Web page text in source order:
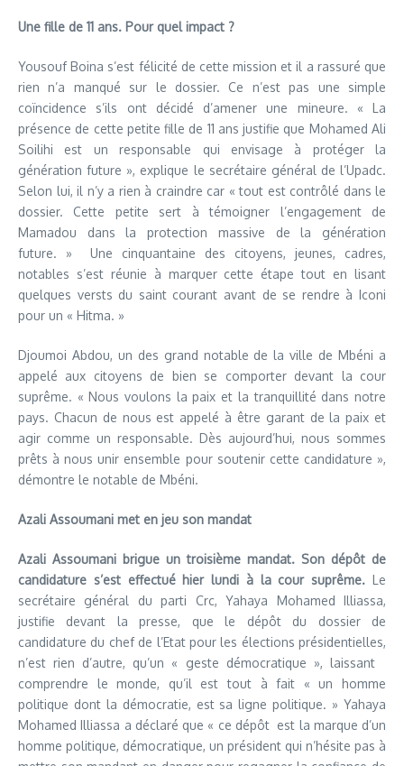
Une fille de 11 ans. Pour quel impact ?
Yousouf Boina s’est félicité de cette mission et il a rassuré que
rien n’a manqué sur le dossier. Ce n’est pas une simple
coïncidence s’ils ont décidé d’amener une mineure. « La
présence de cette petite fille de 11 ans justifie que Mohamed Ali
Soilihi est un responsable qui envisage à protéger la
génération future », explique le secrétaire général de l’Upadc.
Selon lui, il n’y a rien à craindre car « tout est contrôlé dans le
dossier. Cette petite sert à témoigner l’engagement de
Mamadou dans la protection massive de la génération
future. » Une cinquantaine des citoyens, jeunes, cadres,
notables s’est réunie à marquer cette étape tout en lisant
quelques versts du saint courant avant de se rendre à Iconi
pour un « Hitma. »
Djoumoi Abdou, un des grand notable de la ville de Mbéni a
appelé aux citoyens de bien se comporter devant la cour
suprême. « Nous voulons la paix et la tranquillité dans notre
pays. Chacun de nous est appelé à être garant de la paix et
agir comme un responsable. Dès aujourd’hui, nous sommes
prêts à nous unir ensemble pour soutenir cette candidature »,
démontre le notable de Mbéni.
Azali Assoumani met en jeu son mandat
Azali Assoumani brigue un troisième mandat. Son dépôt de
candidature s’est effectué hier lundi à la cour suprême. Le
secrétaire général du parti Crc, Yahaya Mohamed Illiassa,
justifie devant la presse, que le dépôt du dossier de
candidature du chef de l’Etat pour les élections présidentielles,
n’est rien d’autre, qu’un « geste démocratique », laissant
comprendre le monde, qu’il est tout à fait « un homme
politique dont la démocratie, est sa ligne politique. » Yahaya
Mohamed Illiassa a déclaré que « ce dépôt est la marque d’un
homme politique, démocratique, un président qui n’hésite pas à